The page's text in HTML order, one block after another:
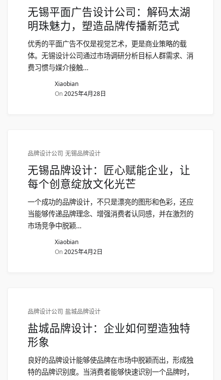
无锡平面广告设计公司：解码太湖
明珠魅力，塑造品牌传播新范式
优秀的平面广告不仅是视觉艺术，更是商业策略的载
体。无锡设计公司通过市场调研分析目标人群需求、消
费习惯与媒介接触…
Xiaobian
On2025年4月28日
品牌设计公司 无锡品牌设计
无锡品牌设计：匠心赋能企业，让
每个创意绽放文化光芒
一个成功的品牌设计，不只是漂亮的图形和色彩，还应
当能够传递品牌理念、增强消费者认同感，并在激烈的
市场竞争中脱颖…
Xiaobian
On2025年4月2日
品牌设计公司 盐城品牌设计
盐城品牌设计：企业如何塑造独特
形象
良好的品牌设计能够使品牌在市场中脱颖而出，形成独
特的品牌识别度。当消费者能够快速识别一个品牌时，